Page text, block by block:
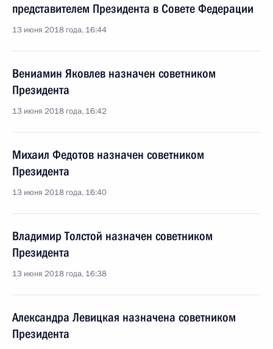
представителем Президента в Совете Федерации
13 июня 2018 года, 16:44
Вениамин Яковлев назначен советником
Президента
13 июня 2018 года, 16:42
Михаил Федотов назначен советником
Президента
13 июня 2018 года, 16:40
Владимир Толстой назначен советником
Президента
13 июня 2018 года, 16:38
Александра Левицкая назначена советником
Президента